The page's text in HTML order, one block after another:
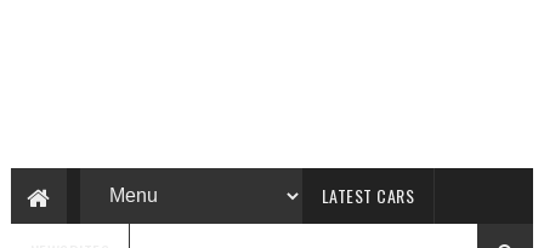
LATEST CARS